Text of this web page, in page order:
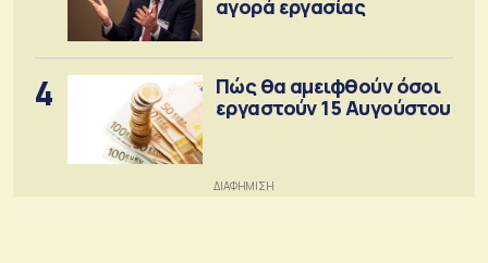
αγορά εργασίας
4
Πώς θα αμειφθούν όσοι
εργαστούν 15 Αυγούστου